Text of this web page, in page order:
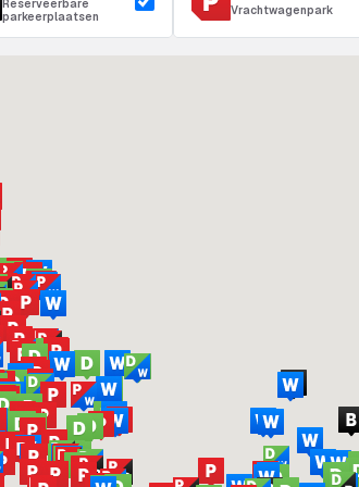
Reserveerbare
parkeerplaatsen
Vrachtwagenpark